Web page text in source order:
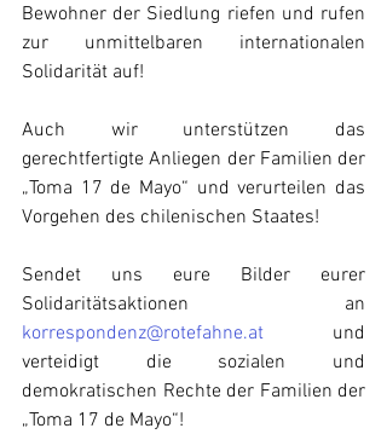
Bewohner der Siedlung riefen und rufen
zur unmittelbaren internationalen
Solidarität auf!
Auch wir unterstützen das
gerechtfertigte Anliegen der Familien der
„Toma 17 de Mayo“ und verurteilen das
Vorgehen des chilenischen Staates!
Sendet uns eure Bilder eurer
korrespondenz@rotefahne.at und
verteidigt die sozialen und
demokratischen Rechte der Familien der
„Toma 17 de Mayo“!